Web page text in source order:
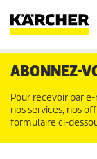
Panier
ABONNEZ-
Pour recevoir par
nos services, nos
formulaire ci-